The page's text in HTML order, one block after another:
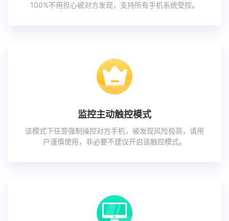
100%不用担心被对方发现，支持所有手机系统受控。
监控主动触控模式
该模式下任意强制操控对方手机，被发现风险极高，请用
户谨慎使用，非必要不建议开启该触控模式。